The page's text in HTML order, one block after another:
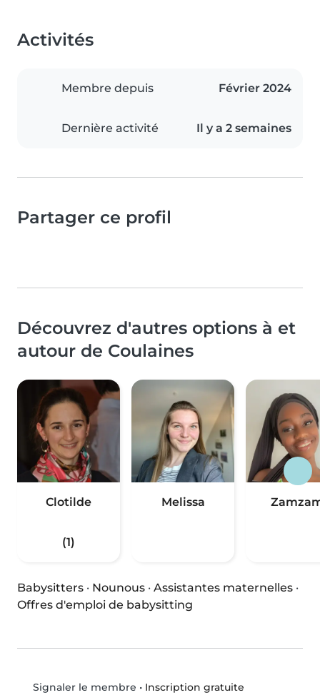
Activités
Membre depuis Février 2024
Dernière activité Il y a 2 semaines
Partager ce profil
Découvrez d'autres options à et
autour de Coulaines
Clotilde
(1)
Melissa
Babysitters · Nounous · Assistantes maternelles ·
Offres d'emploi de babysitting
Signaler le membre • Inscription gratuite